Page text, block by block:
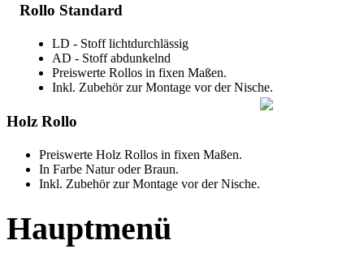
Rollo Standard
LD - Stoff lichtdurchlässig
AD - Stoff abdunkelnd
Preiswerte Rollos in fixen Maßen.
Inkl. Zubehör zur Montage vor der Nische.
Holz Rollo
Preiswerte Holz Rollos in fixen Maßen.
In Farbe Natur oder Braun.
Inkl. Zubehör zur Montage vor der Nische.
Hauptmenü